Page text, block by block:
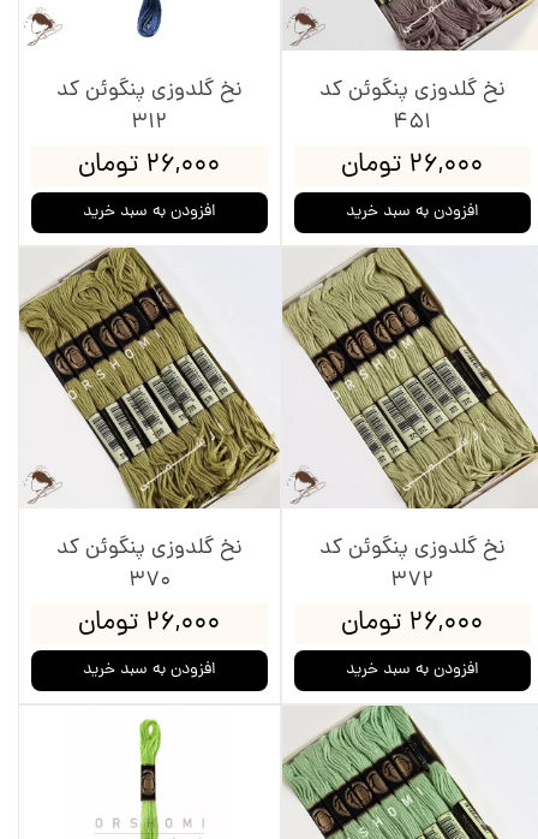
نخ گلدوزی پنگوئن کد
451
۲۶,۰۰۰ تومان
افزودن به سبد خرید
نخ گلدوزی پنگوئن کد
312
۲۶,۰۰۰ تومان
افزودن به سبد خرید
نخ گلدوزی پنگوئن کد
372
۲۶,۰۰۰ تومان
افزودن به سبد خرید
نخ گلدوزی پنگوئن کد
370
۲۶,۰۰۰ تومان
افزودن به سبد خرید